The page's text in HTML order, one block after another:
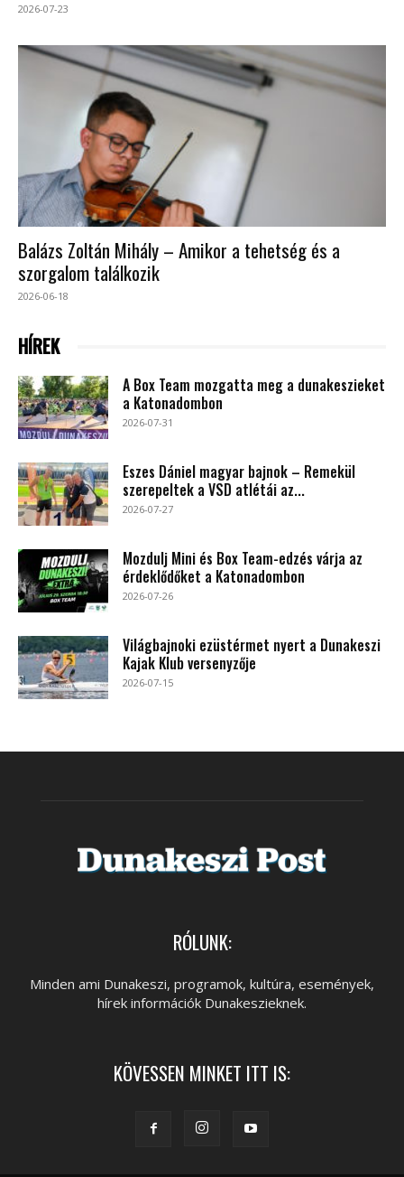
2026-07-23
Balázs Zoltán Mihály – Amikor a tehetség és a
szorgalom találkozik
2026-06-18
HÍREK
A Box Team mozgatta meg a dunakeszieket
a Katonadombon
2026-07-31
Eszes Dániel magyar bajnok – Remekül
szerepeltek a VSD atlétái az...
2026-07-27
Mozdulj Mini és Box Team-edzés várja az
érdeklődőket a Katonadombon
2026-07-26
Világbajnoki ezüstérmet nyert a Dunakeszi
Kajak Klub versenyzője
2026-07-15
RÓLUNK:
Minden ami Dunakeszi, programok, kultúra, események,
hírek információk Dunakeszieknek.
KÖVESSEN MINKET ITT IS: